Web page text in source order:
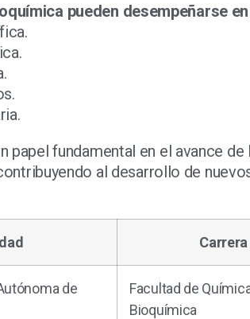
pueden desempeñarse
papel fundamental en el avance
al desarrollo de
de
Facultad de
Bioquímica